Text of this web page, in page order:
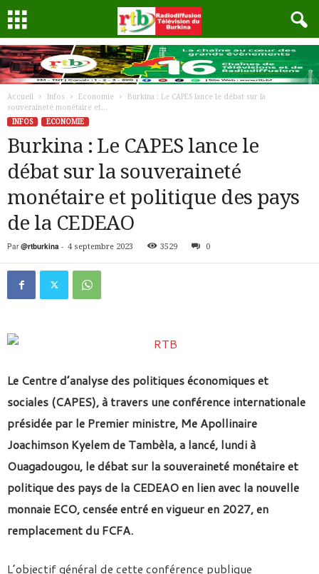
Accueil Infos Economie
Burkina : Le CAPES lance le débat sur la
souveraineté monétaire et...
INFOS
ECONOMIE
Burkina : Le CAPES lance le
débat sur la souveraineté
monétaire et politique des pays
de la CEDEAO
Par @rtburkina - 4 septembre 2023 3529 0
Le Centre d’analyse des politiques économiques et
sociales (CAPES), à travers une conférence internationale
présidée par le Premier ministre, Me Apollinaire
Joachimson Kyelem de Tambèla, a lancé, lundi à
Ouagadougou, le débat sur la souveraineté monétaire et
politique des pays de la CEDEAO en lien avec la nouvelle
monnaie ECO, censée entré en vigueur en 2027, en
remplacement du FCFA.
L’objectif général de cette conférence publique